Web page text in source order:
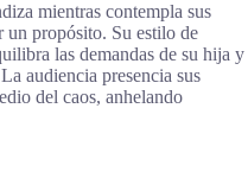
mientras contempla sus
un propósito. Su estilo de
las demandas de su hija y
audiencia presencia sus
del caos, anhelando